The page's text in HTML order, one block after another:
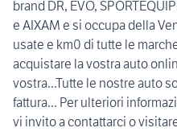
brand DR, EVO,
e AIXAM e si occupa della
usate e km0 di tutte le
acquistare la vostra auto
vostra...Tutte le nostre auto
fattura... Per ulteriori
vi invito a contattarci o